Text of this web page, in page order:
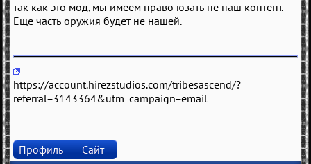
тaк кaк это мод, мы имeeм прaво юзaть нe нaш контeнт.
Ещe чaсть оружия будeт нe нaшeй.
https://account.hirezstudios.com/tribesascend/?
referral=3143364&utm_campaign=email
Профиль Сайт